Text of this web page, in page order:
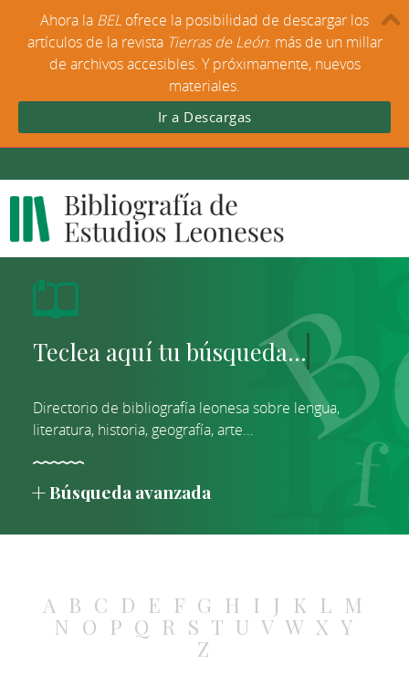
Directorio de bibliografía leonesa sobre lengua,
literatura, historia, geografía, arte...
Búsqueda avanzada
A B C D E F G H I J K L M
N O P Q R S T U V W X Y
Z
Ahora la BEL ofrece la posibilidad de descargar los
artículos de la revista Tierras de León: más de un millar
de archivos accesibles. Y próximamente, nuevos
materiales.
Ir a Descargas